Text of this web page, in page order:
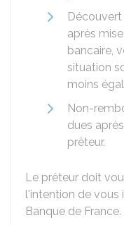
Découvert
après
bancaire,
situation
moins
Non-
dues après
prêteur.
Le prêteur doit
l'intention de vous
Banque de France.